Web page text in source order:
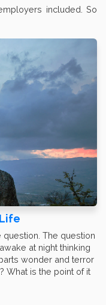
included. So
question. The question
at night thinking
wonder and terror
What is the point of it